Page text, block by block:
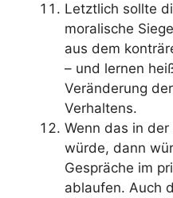
Letztlich sollte
moralische
aus dem
– und lernen
Veränderung
Verhaltens.
Wenn das in
würde, dann
Gespräche im
ablaufen. Auch